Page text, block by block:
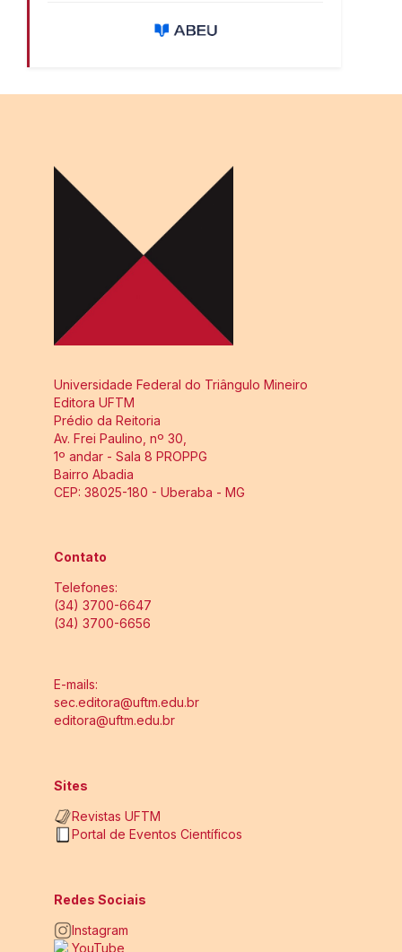
Universidade Federal do Triângulo Mineiro
Editora UFTM
Prédio da Reitoria
Av. Frei Paulino, nº 30,
1º andar - Sala 8 PROPPG
Bairro Abadia
CEP: 38025-180 - Uberaba - MG
Contato
Telefones:
(34) 3700-6647
(34) 3700-6656
E-mails:
sec.editora@uftm.edu.br
editora@uftm.edu.br
Sites
Revistas UFTM
Portal de Eventos Científicos
Redes Sociais
Instagram
YouTube